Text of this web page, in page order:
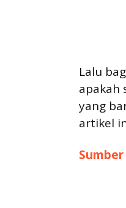
Lalu
apakah
yang
artikel
Sumber